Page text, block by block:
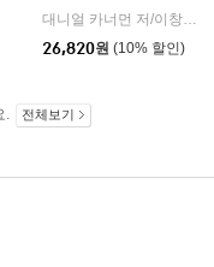
대니얼 카너먼 저/이창신 역
26,820원 (10% 할인)
. 전체보기